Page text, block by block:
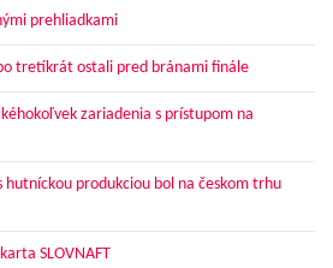
prehliadkami
tretíkrát ostali pred bránami finále
zariadenia s prístupom na
hutníckou produkciou bol na českom trhu
SLOVNAFT